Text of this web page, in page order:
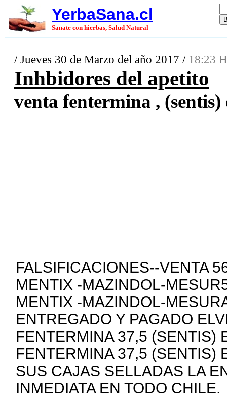
YerbaSana.cl
Sanate con hierbas, Salud Natural
/ Jueves 30 de Marzo del año 2017 / 18:23
Inhbidores del apetito
venta fentermina ,
FALSIFICACIONES--VENTA
MENTIX -MAZINDOL-
MENTIX -MAZINDOL-
ENTREGADO Y PAGADO
FENTERMINA 37,5 (SENTIS)
FENTERMINA 37,5 (SENTIS)
SUS CAJAS SELLADAS LA
INMEDIATA EN TODO CHILE.